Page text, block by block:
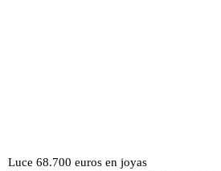
Luce 68.700 euros en joyas